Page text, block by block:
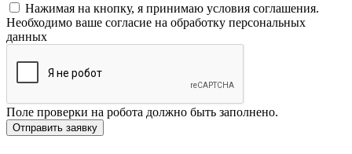
Нажимая на кнопку, я принимаю условия соглашения.
Необходимо ваше согласие на обработку персональных
данных
Поле проверки на робота должно быть заполнено.